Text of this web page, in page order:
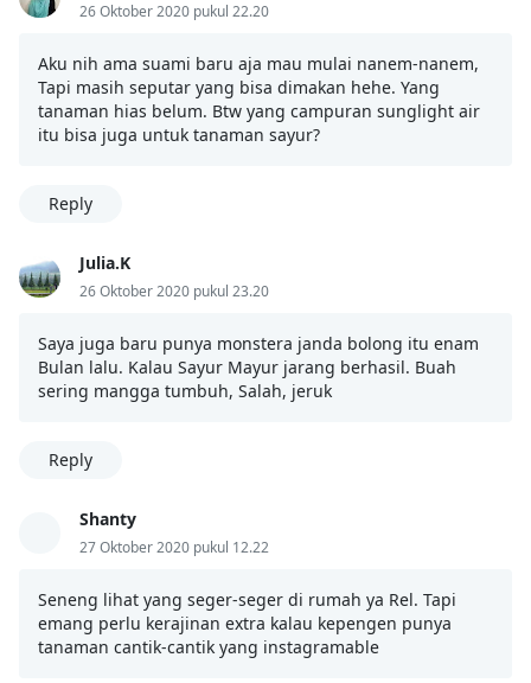
26 Oktober 2020 pukul 22.20
Aku nih ama suami baru aja mau mulai nanem-nanem,
Tapi masih seputar yang bisa dimakan hehe. Yang
tanaman hias belum. Btw yang campuran sunglight air
itu bisa juga untuk tanaman sayur?
Reply
Julia.K
26 Oktober 2020 pukul 23.20
Saya juga baru punya monstera janda bolong itu enam
Bulan lalu. Kalau Sayur Mayur jarang berhasil. Buah
sering mangga tumbuh, Salah, jeruk
Reply
Shanty
27 Oktober 2020 pukul 12.22
Seneng lihat yang seger-seger di rumah ya Rel. Tapi
emang perlu kerajinan extra kalau kepengen punya
tanaman cantik-cantik yang instagramable